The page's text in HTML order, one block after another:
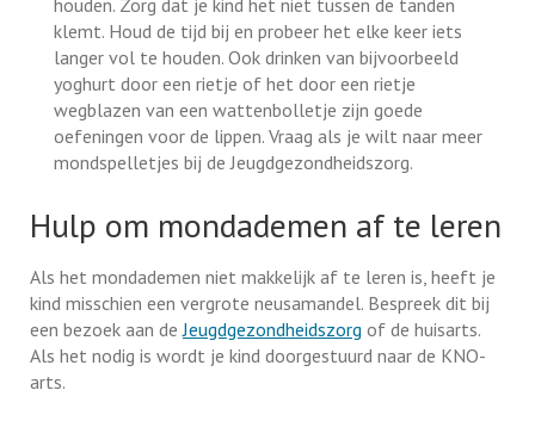
houden. Zorg dat je kind het niet tussen de tanden
klemt. Houd de tijd bij en probeer het elke keer iets
langer vol te houden. Ook drinken van bijvoorbeeld
yoghurt door een rietje of het door een rietje
wegblazen van een wattenbolletje zijn goede
oefeningen voor de lippen. Vraag als je wilt naar meer
mondspelletjes bij de Jeugdgezondheidszorg.
Hulp om mondademen af te leren
Als het mondademen niet makkelijk af te leren is, heeft je
kind misschien een vergrote neusamandel. Bespreek dit bij
een bezoek aan deJeugdgezondheidszorg of de huisarts.
Als het nodig is wordt je kind doorgestuurd naar de KNO-
arts.